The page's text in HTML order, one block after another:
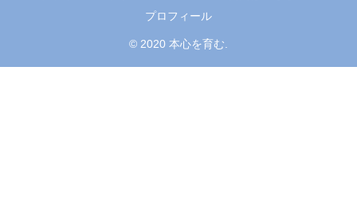
プロフィール
© 2020 本心を育む.